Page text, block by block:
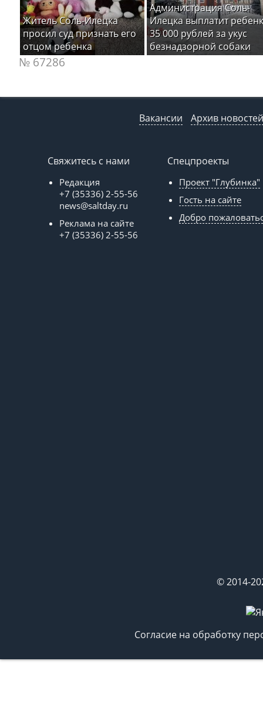
Житель Соль-Илецка
просил суд признать его
отцом ребенка
Администрация Соль-
Илецка выплатит
35 000 рублей за укус
безнадзорной собаки
№ 67286
Вакансии Архив новостей
Свяжитесь с нами
Редакция
+7 (35336) 2-55-56
news@saltday.ru
Реклама на сайте
+7 (35336) 2-55-56
Спецпроекты
Проект "Глубинка"
Гость на сайте
Добро
© 2014-
Согласие на обработку